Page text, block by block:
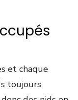
et chaque
toujours